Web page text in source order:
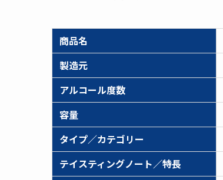
商品名
製造元
アルコール度数
容量
タイプ／カテゴリー
テイスティングノート／特長